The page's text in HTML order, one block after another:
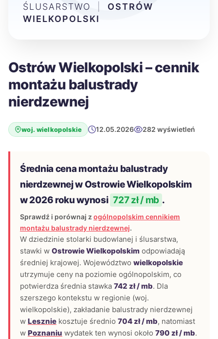
Ostrów Wielkopolski – cennik
montażu balustrady
nierdzewnej
woj. wielkopolskie 12.05.2026 282 wyświetleń
Średnia cena montażu balustrady
nierdzewnej w Ostrowie Wielkopolskim
w 2026 roku wynosi 727 zł / mb .
Sprawdź i porównaj z ogólnopolskim cennikiem
montażu balustrady nierdzewnej.
W dziedzinie stolarki budowlanej i ślusarstwa,
stawki w Ostrowie Wielkopolskim odpowiadają
średniej krajowej. Województwo wielkopolskie
utrzymuje ceny na poziomie ogólnopolskim, co
potwierdza średnia stawka 742 zł / mb. Dla
szerszego kontekstu w regionie (woj.
wielkopolskie), zakładanie balustrady nierdzewnej
w Lesznie kosztuje średnio 704 zł / mb, natomiast
w Poznaniu wydatek ten wynosi około 790 zł / mb.
ŚLUSARSTWO
OSTRÓW
WIELKOPOLSKI